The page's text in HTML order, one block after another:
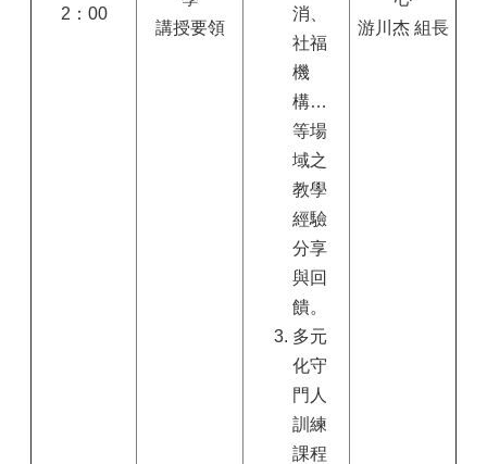
2：00
講授要領
消、
社福
機
構…
等場
域之
教學
經驗
分享
與回
饋。
多元
化守
門人
訓練
課程
游川杰 組長